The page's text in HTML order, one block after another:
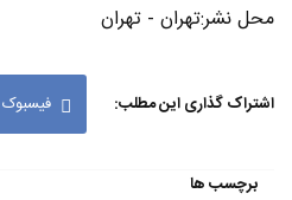
محل نشر:تهران - تهران
اشتراک گذاری این مطلب: فیسبوک
برچسب ها